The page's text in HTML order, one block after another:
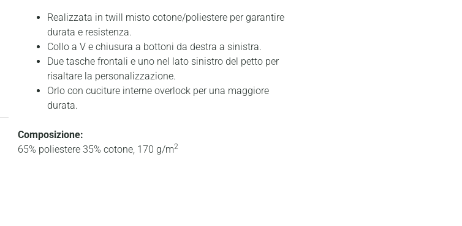
Realizzata in twill misto cotone/poliestere per garantire
durata e resistenza.
Collo a V e chiusura a bottoni da destra a sinistra.
Due tasche frontali e uno nel lato sinistro del petto per
risaltare la personalizzazione.
Orlo con cuciture interne overlock per una maggiore
durata.
Composizione:
65% poliestere 35% cotone, 170 g/m2